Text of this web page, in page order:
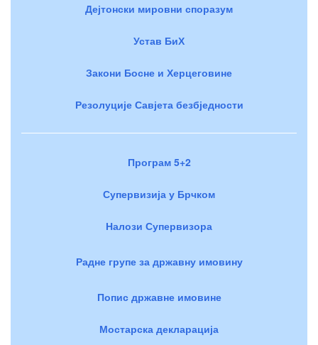
Дејтонски мировни споразум
Устав БиХ
Закони Босне и Херцеговине
Резолуције Савјета безбједности
Програм 5+2
Супервизија у Брчком
Налози Супервизора
Радне групе за државну имовину
Попис државне имовине
Мостарска декларација